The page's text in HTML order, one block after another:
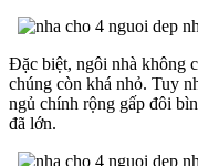
Đặc biệt, ngôi nhà không
chúng còn khá nhỏ. Tuy
ngủ chính rộng gấp đôi
đã lớn.